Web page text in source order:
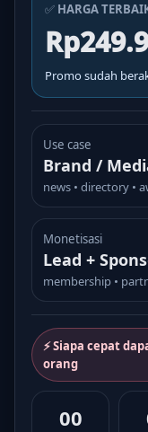
✅ HARGA
Promo sudah
Use case
Brand /
news • directory •
Monetisasi
Lead +
membership •
⚡ Siapa cepat
orang
00